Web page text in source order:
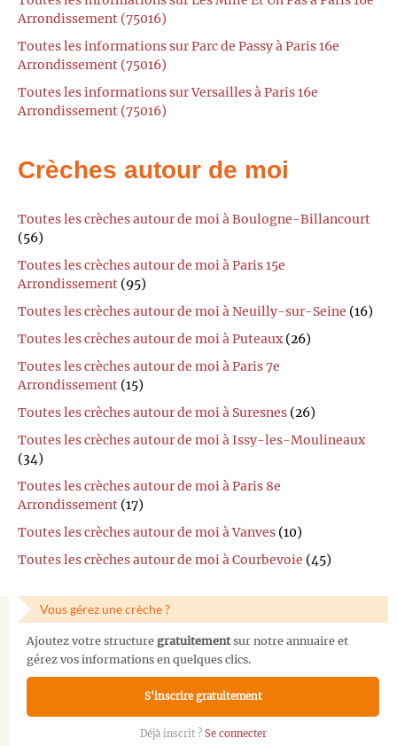
Arrondissement (75016)
Toutes les informations sur Parc de Passy à Paris 16e
Arrondissement (75016)
Toutes les informations sur Versailles à Paris 16e
Arrondissement (75016)
Crèches autour de moi
Toutes les crèches autour de moi à Boulogne-Billancourt
(56)
Toutes les crèches autour de moi à Paris 15e
Arrondissement (95)
Toutes les crèches autour de moi à Neuilly-sur-Seine (16)
Toutes les crèches autour de moi à Puteaux(26)
Toutes les crèches autour de moi à Paris 7e
Arrondissement (15)
Toutes les crèches autour de moi à Suresnes (26)
Toutes les crèches autour de moi à Issy-les-Moulineaux
(34)
Toutes les crèches autour de moi à Paris 8e
Arrondissement (17)
Toutes les crèches autour de moi à Vanves (10)
Toutes les crèches autour de moi à Courbevoie (45)
Vous gérez une crèche ?
Ajoutez votre structure gratuitementsur notre annuaire et
gérez vos informations en quelques clics.
S'inscrire gratuitement
Déjà inscrit ? Se connecter